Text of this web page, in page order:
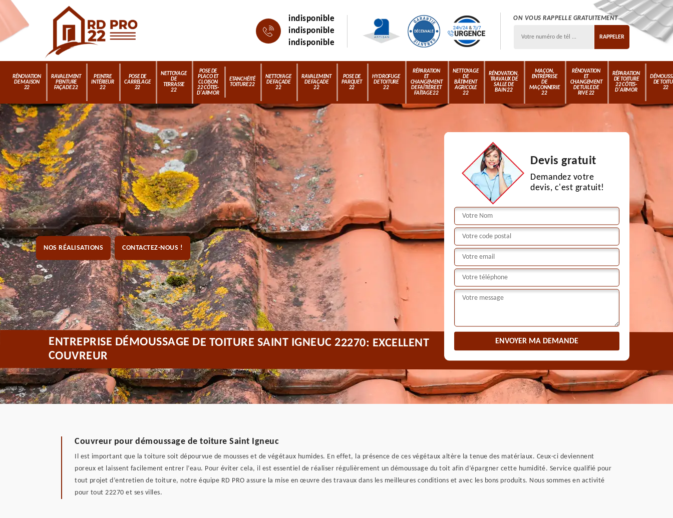
indisponible
indisponible
indisponible
ON VOUS RAPPELLE GRATUITEMENT
RÉNOVATION
DE MAISON
22
RAVALEMENT
PEINTURE
FAÇADE 22
PEINTRE
INTÉRIEUR
22
POSE DE
CARRELAGE
22
NETTOYAGE
DE
TERRASSE
22
POSE DE
PLACO ET
CLOISON
22 CÔTES-
D'ARMOR
ETANCHÉITÉ
TOITURE 22
NETTOYAGE
DE FAÇADE
22
RAVALEMENT
DE FAÇADE
22
POSE DE
PARQUET
22
HYDROFUGE
DE TOITURE
22
RÉPARATION
ET
CHANGEMENT
DE FAÎTIÈRE ET
FAÎTAGE 22
NETTOYAGE
DE
BÂTIMENT
AGRICOLE
22
RÉNOVATION,
TRAVAUX DE
SALLE DE
BAIN 22
MAÇON,
ENTREPRISE
DE
MAÇONNERIE
22
RÉNOVATION
ET
CHANGEMENT
DE TUILE DE
RIVE 22
RÉPARATION
DE TOITURE
22 CÔTES-
D'ARMOR
DE
22
NOS RÉALISATIONS CONTACTEZ-NOUS !
Devis gratuit
Demandez votre
devis, c'est gratuit!
ENTREPRISE DÉMOUSSAGE DE TOITURE SAINT IGNEUC 22270: EXCELLENT
COUVREUR
Couvreur pour démoussage de toiture Saint Igneuc
Il est important que la toiture soit dépourvue de mousses et de végétaux humides. En effet, la présence de ces végétaux altère la tenue des matériaux. Ceux-ci deviennent
poreux et laissent facilement entrer l’eau. Pour éviter cela, il est essentiel de réaliser régulièrement un démoussage du toit afin d’épargner cette humidité. Service qualifié pour
tout projet d’entretien de toiture, notre équipe RD PRO assure la mise en œuvre des travaux dans les meilleures conditions et avec les bons produits. Nous sommes en activité
pour tout 22270 et ses villes.